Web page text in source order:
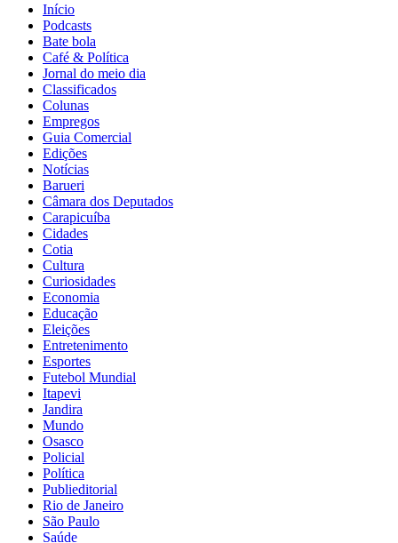
Início
Podcasts
Bate bola
Café & Política
Jornal do meio dia
Classificados
Colunas
Empregos
Guia Comercial
Edições
Notícias
Barueri
Câmara dos Deputados
Carapicuíba
Cidades
Cotia
Cultura
Curiosidades
Economia
Educação
Eleições
Entretenimento
Esportes
Futebol Mundial
Itapevi
Jandira
Mundo
Osasco
Policial
Política
Publieditorial
Rio de Janeiro
São Paulo
Saúde